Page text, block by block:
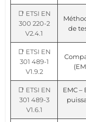
📑 ETSI EN
300 220-2
V2.4.1
de
📑 ETSI EN
301 489-1
V1.9.2
📑 ETSI EN
301 489-3
V1.6.1
EMC